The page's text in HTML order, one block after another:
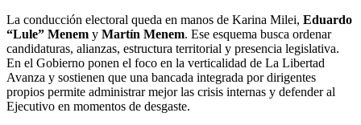
La conducción electoral queda en manos de Karina Milei, Eduardo
“Lule” Menem y Martín Menem. Ese esquema busca ordenar
candidaturas, alianzas, estructura territorial y presencia legislativa.
En el Gobierno ponen el foco en la verticalidad de La Libertad
Avanza y sostienen que una bancada integrada por dirigentes
propios permite administrar mejor las crisis internas y defender al
Ejecutivo en momentos de desgaste.